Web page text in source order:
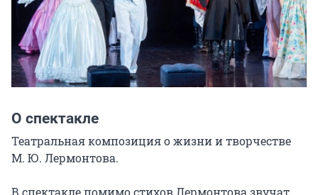
О спектакле
Театральная композиция о жизни и творчестве
М. Ю. Лермонтова.